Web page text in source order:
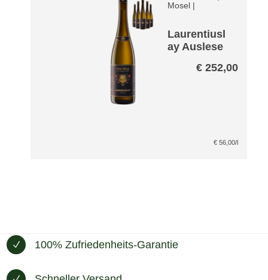
Mosel |
Laurentiusl
ay Auslese
VDP Große
€252,00
€56,00/l
N 100% Zufriedenheits-Garantie